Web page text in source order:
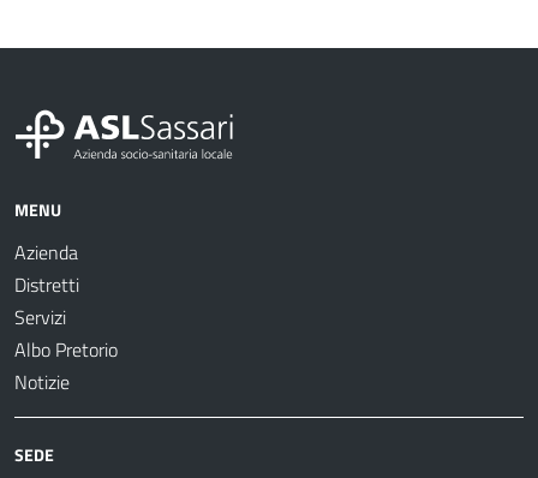
MENU
Azienda
Distretti
Servizi
Albo Pretorio
Notizie
SEDE